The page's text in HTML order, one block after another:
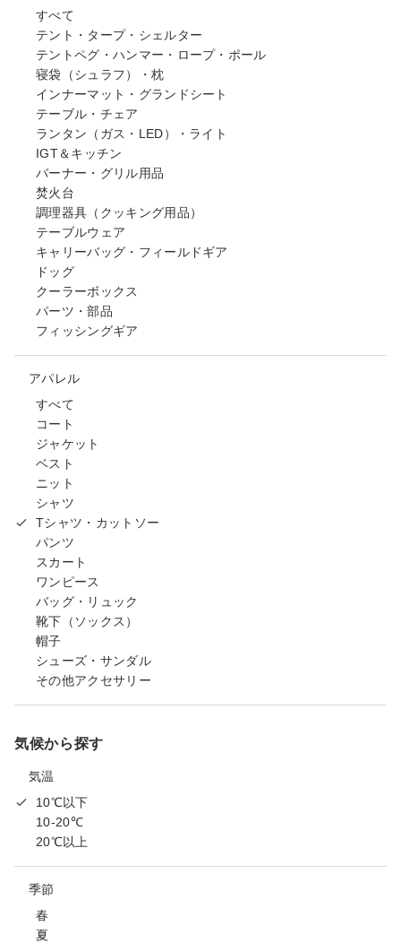
すべて
テント・タープ・シェルター
テントペグ・ハンマー・ロープ・ポール
寝袋（シュラフ）・枕
インナーマット・グランドシート
テーブル・チェア
ランタン（ガス・LED）・ライト
IGT＆キッチン
バーナー・グリル用品
焚火台
調理器具（クッキング用品）
テーブルウェア
キャリーバッグ・フィールドギア
ドッグ
クーラーボックス
パーツ・部品
フィッシングギア
アパレル
すべて
コート
ジャケット
ベスト
ニット
シャツ
Tシャツ・カットソー
パンツ
スカート
ワンピース
バッグ・リュック
靴下（ソックス）
帽子
シューズ・サンダル
その他アクセサリー
気候から探す
気温
10℃以下
10-20℃
20℃以上
季節
春
夏